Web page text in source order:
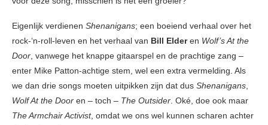
Eigenlijk verdienen Shenanigans; een boeiend verhaal over het
rock-‘n-roll-leven en het verhaal van Bill Elderen Wolf’s At the
Door, vanwege het knappe gitaarspel en de prachtige zang –
enter Mike Patton-achtige stem, wel een extra vermelding. Als
we dan drie songs moeten uitpikken zijn dat dus Shenanigans,
Wolf At the Door en – toch – The Outsider. Oké, doe ook maar
The Armchair Activist, omdat we ons wel kunnen scharen achter